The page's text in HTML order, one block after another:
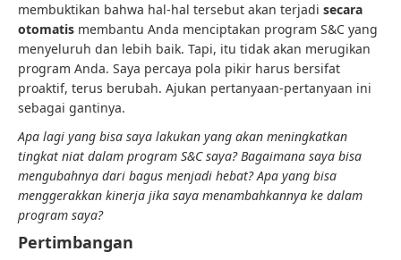
membuktikan bahwa hal-hal tersebut akan terjadi secara
otomatis membantu Anda menciptakan program S&C yang
menyeluruh dan lebih baik. Tapi, itu tidak akan merugikan
program Anda. Saya percaya pola pikir harus bersifat
proaktif, terus berubah. Ajukan pertanyaan-pertanyaan ini
sebagai gantinya.
Apa lagi yang bisa saya lakukan yang akan meningkatkan
tingkat niat dalam program S&C saya? Bagaimana saya bisa
mengubahnya dari bagus menjadi hebat? Apa yang bisa
menggerakkan kinerja jika saya menambahkannya ke dalam
program saya?
Pertimbangan